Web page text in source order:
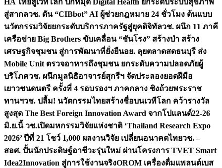
HA ไทยสู่เวทีโลก ปักหมุด Digital Health ยกระดับระบบสุขภาพ
สู่สากลวช. ดัน “CIBbot” AI ผู้ช่วยกฎหมาย 24 ชั่วโมง ต้นแบบ
นวัตกรรมวิจัยยกระดับบริการภาครัฐสู่ยุคดิจิทัลวช. ผนึก 11 ภาคี
เครือข่าย Big Brothers ขับเคลื่อน “ชันโรง” สร้างป่า สร้าง
เศรษฐกิจชุมชน สู่การพัฒนาที่ยั่งยืนอย. ลุยตลาดสดธนบุรี ส่ง
Mobile Unit ตรวจอาหารถึงชุมชน ยกระดับความปลอดภัยผู้
บริโภควช. ผนึกมูลนิธิอาจารย์สุกรีฯ จัดประลองยอดฝีมือ
เยาวชนดนตรี ครั้งที่ 4 รอบรองฯ ภาคกลาง ชิงถ้วยพระราช
ทานฯวช. ปลื้ม! นวัตกรรมไทยสร้างชื่อบนเวทีโลก คว้ารางวัล
สูงสุด The Best Foreign Innovation Award จากโปแลนด์22-26
มิ.ย.นี้ วช.เปิดมหกรรมวิจัยแห่งชาติ ‘Thailand Research Expo
2026’ ปีที่ 21 โชว์ 1,000 ผลงานวิจัย เปลี่ยนอนาคตไทยวช. –
สอศ. ปั้นนักประดิษฐ์อาชีวะรุ่นใหม่ ผ่านโครงการ TVET Smart
Idea2Innovation สู่การใช้งานจริงOROM เครื่องดื่มแพลนต์เบส